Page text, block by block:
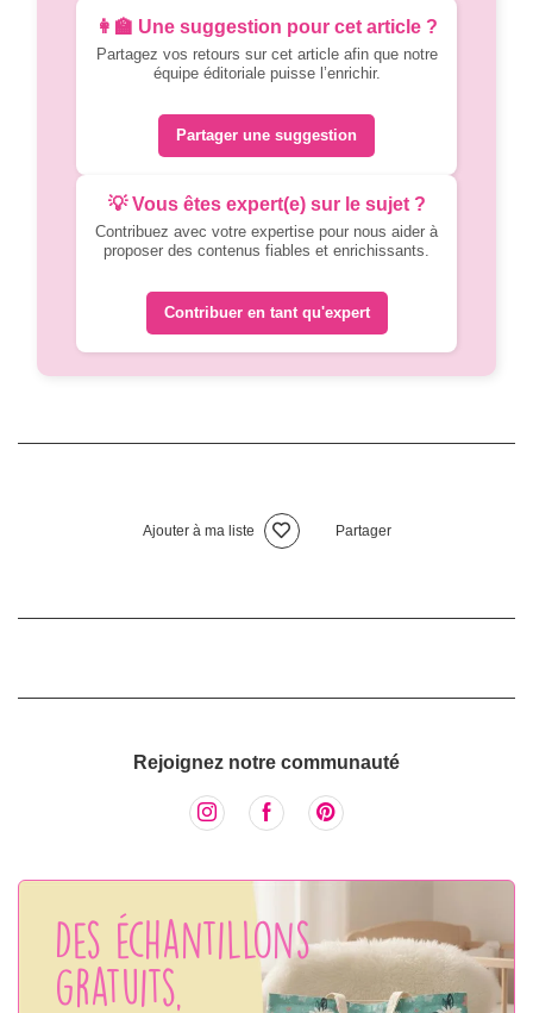
👩‍🏫 Une suggestion pour cet article ?
Partagez vos retours sur cet article afin que notre
équipe éditoriale puisse l’enrichir.
Partager une suggestion
💡 Vous êtes expert(e) sur le sujet ?
Contribuez avec votre expertise pour nous aider à
proposer des contenus fiables et enrichissants.
Contribuer en tant qu'expert
Ajouter à ma liste Partager
Rejoignez notre communauté
Des échantillons
gratuits,